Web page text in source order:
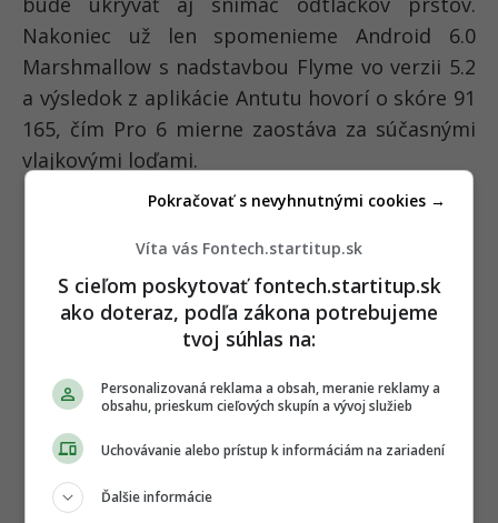
Nakoniec už len spomenieme Android 6.0
Marshmallow s nadstavbou Flyme vo verzii 5.2
a výsledok z aplikácie Antutu hovorí o skóre 91
165, čím Pro 6 mierne zaostáva za súčasnými
vlajkovými loďami.
Víta vás Fontech.startitup.sk
S cieľom poskytovať fontech.startitup.sk
ako doteraz, podľa zákona potrebujeme
tvoj súhlas na:
Personalizovaná reklama a obsah, meranie reklamy a
obsahu, prieskum cieľových skupín a vývoj služieb
Uchovávanie alebo prístup k informáciám na zariadení
Ďalšie informácie
Pokračovať s nevyhnutnými cookies →